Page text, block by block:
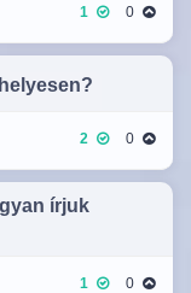
1 0
2 0
írjuk
1 0